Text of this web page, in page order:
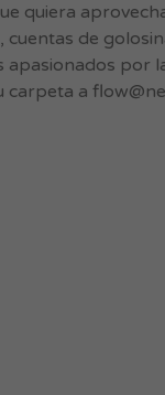
quiera
de
por
carpeta a